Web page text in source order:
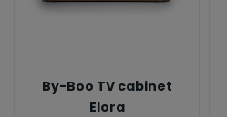
By-Boo TV cabinet
Elora